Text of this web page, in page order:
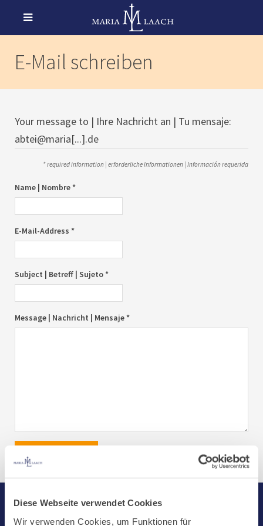
Diese Webseite verwendet Cookies
Wir verwenden Cookies, um Funktionen für
E-Mail schreiben
Your message to | Ihre Nachricht an | Tu mensaje:
abtei@maria[...].de
* required information | erforderliche Informationen | Información requerida
Name | Nombre *
E-Mail-Address *
Subject | Betreff | Sujeto *
Message | Nachricht | Mensaje *